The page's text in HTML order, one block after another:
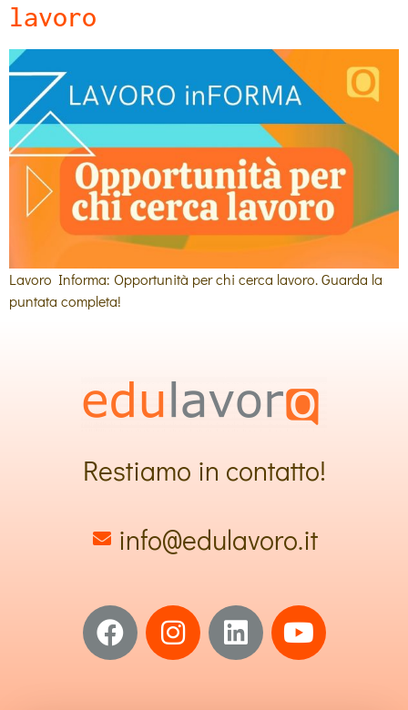
lavoro
Lavoro Informa: Opportunità per chi cerca lavoro. Guarda la
puntata completa!
Restiamo in contatto!
info@edulavoro.it